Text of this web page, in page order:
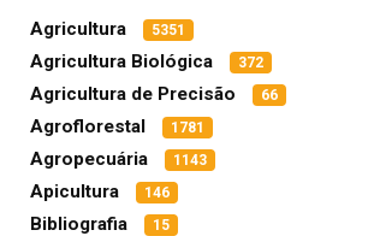
Agricultura 5351
Agricultura Biológica 372
Agricultura de Precisão 66
Agroflorestal 1781
Agropecuária 1143
Apicultura 146
Bibliografia 15